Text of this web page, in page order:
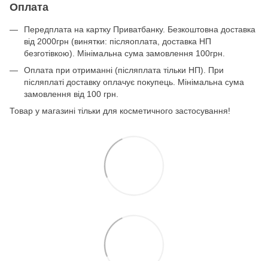
Оплата
Передплата на картку Приватбанку. Безкоштовна доставка
від 2000грн (винятки: післяоплата, доставка НП
безготівкою). Мінімальна сума замовлення 100грн.
Оплата при отриманні (післяплата тільки НП). При
післяплаті доставку оплачує покупець. Мінімальна сума
замовлення від 100 грн.
Товар у магазині тільки для косметичного застосування!